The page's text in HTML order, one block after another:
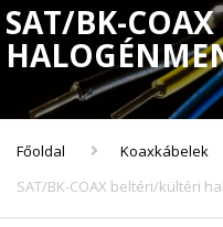
SAT/BK-
Főoldal
Koaxkábelek
SAT/BK-COAX beltéri/kültéri